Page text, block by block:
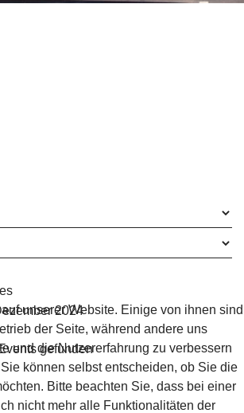
2024
gefunden
unserer Website. Einige von ihnen sind
der Seite, während andere uns
und die Nutzererfahrung zu verbessern
können selbst entscheiden, ob Sie die
Bitte beachten Sie, dass bei einer
nicht mehr alle Funktionalitäten der